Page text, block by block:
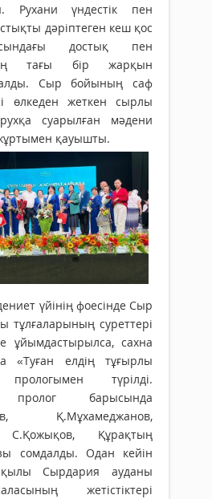
Рухани үндестік пен
дәріптеген кеш қос
достық пен
тағы бір жарқын
Сыр бойының саф
өлкеден жеткен сырлы
суарылған мәдени
қауышты.
үйінің фое­сінде Сыр
тұлға­ла­ры­ның суреттері
ұйым­дас­тырылса, сахна
«Туған елдің тұғырлы
прологымен түрілді.
пролог барысында
Қ.Мұхамеджанов,
С.Қожықов, Құрақтың
сомдалды. Одан кейін
Сырдария ауданы
жетістіктері